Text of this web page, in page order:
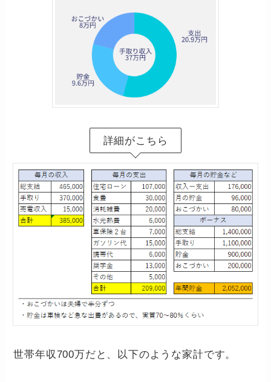
詳細がこちら
世帯年収700万だと、以下のような家計です。